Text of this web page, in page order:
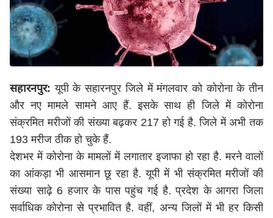
सहारनपुर: यूपी के सहारनपुर जिले में मंगलवार को कोरोना के तीन
और नए मामले सामने आए हैं. इसके साथ ही जिले में कोरोना
संक्रमित मरीजों की संख्या बढ़कर 217 हो गई है. जिले में अभी तक
193 मरीज ठीक हो चुके हैं.
देशभर में कोरोना के मामलों में लगातार इजाफा हो रहा है. मरने वालों
का आंकड़ा भी आसमान छू रहा है. यूपी में भी संक्रमित मरीजों की
संख्या साढ़े 6 हजार के पास पहुंच गई है. प्रदेश के आगरा जिला
सर्वाधिक कोरोना से प्रभावित है. वहीं, अन्य जिलों में भी हर किसी